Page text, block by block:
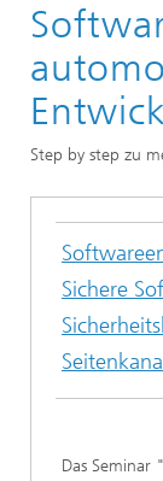
Unsere
Step by step zu
Sichere
Das